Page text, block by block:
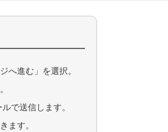
へ進む」を選択。
で送信します。
ます。